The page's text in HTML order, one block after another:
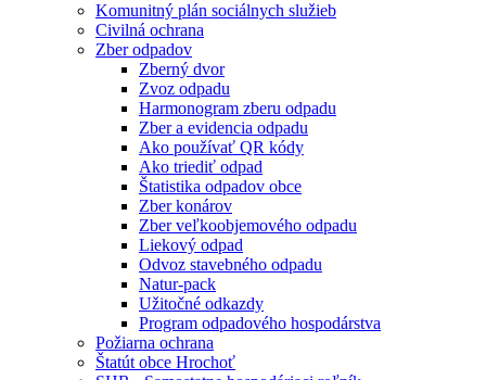
Komunitný plán sociálnych služieb
Civilná ochrana
Zber odpadov
Zberný dvor
Zvoz odpadu
Harmonogram zberu odpadu
Zber a evidencia odpadu
Ako používať QR kódy
Ako triediť odpad
Štatistika odpadov obce
Zber konárov
Zber veľkoobjemového odpadu
Liekový odpad
Odvoz stavebného odpadu
Natur-pack
Užitočné odkazdy
Program odpadového hospodárstva
Požiarna ochrana
Štatút obce Hrochoť